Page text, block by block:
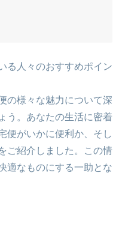
る人々のおすすめポイン
の様々な魅力について深
う。あなたの生活に密着
便がいかに便利か、そし
ご紹介しました。この情
適なものにする一助とな